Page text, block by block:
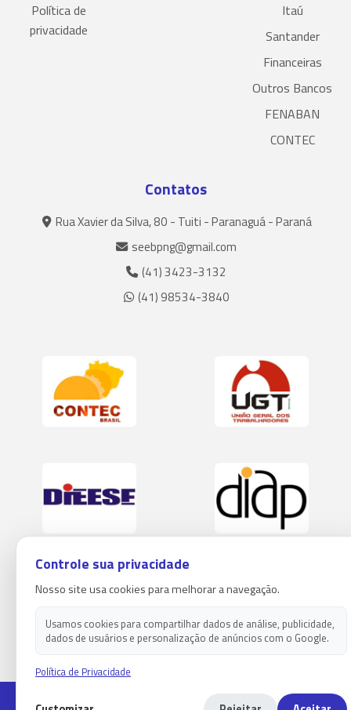
Política de
privacidade
Itaú
Santander
Financeiras
Outros Bancos
FENABAN
CONTEC
Contatos
Rua Xavier da Silva, 80 - Tuiti - Paranaguá - Paraná
seebpng@gmail.com
(41) 3423-3132
(41) 98534-3840
Copyright 2026 - Sindicato dos empregados em estabelecimentos
Controle sua privacidade
Nosso site usa cookies para melhorar a navegação.
Usamos cookies para compartilhar dados de análise, publicidade,
dados de usuários e personalização de anúncios com o Google.
Política de Privacidade